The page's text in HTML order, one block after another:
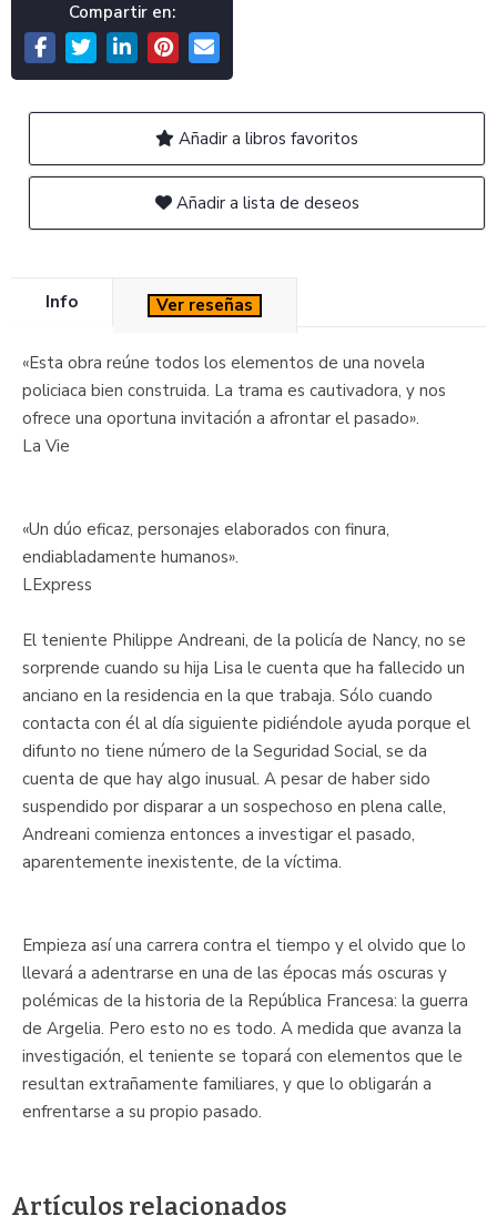
Compartir en:
Añadir a libros favoritos
Añadir a lista de deseos
Info Ver reseñas
«Esta obra reúne todos los elementos de una novela
policiaca bien construida. La trama es cautivadora, y nos
ofrece una oportuna invitación a afrontar el pasado».
La Vie
«Un dúo eficaz, personajes elaborados con finura,
endiabladamente humanos».
LExpress
El teniente Philippe Andreani, de la policía de Nancy, no se
sorprende cuando su hija Lisa le cuenta que ha fallecido un
anciano en la residencia en la que trabaja. Sólo cuando
contacta con él al día siguiente pidiéndole ayuda porque el
difunto no tiene número de la Seguridad Social, se da
cuenta de que hay algo inusual. A pesar de haber sido
suspendido por disparar a un sospechoso en plena calle,
Andreani comienza entonces a investigar el pasado,
aparentemente inexistente, de la víctima.
Empieza así una carrera contra el tiempo y el olvido que lo
llevará a adentrarse en una de las épocas más oscuras y
polémicas de la historia de la República Francesa: la guerra
de Argelia. Pero esto no es todo. A medida que avanza la
investigación, el teniente se topará con elementos que le
resultan extrañamente familiares, y que lo obligarán a
enfrentarse a su propio pasado.
Artículos relacionados